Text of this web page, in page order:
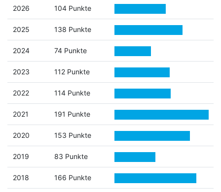
2026 104 Punkte
2025 138 Punkte
2024 74 Punkte
2023 112 Punkte
2022 114 Punkte
2021 191 Punkte
2020 153 Punkte
2019 83 Punkte
2018 166 Punkte